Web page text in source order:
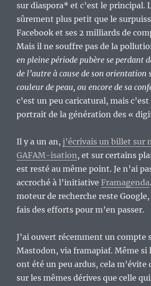
sur diaspora* et c’est le principal.
sûrement plus petit que le
Facebook et ses 2 milliards de
Mais il ne souffre pas de la
en pleine période pubère se perdant
de l’autre à cause de son orientation
couleur de peau, ou encore de sa
c’est un peu caricatural, mais
portrait de la génération des «
Il y a un an,j’écrivais un billet sur
GAFAM-isation, et sur certains
est resté au même point. Je n’ai
accroché à l’initiativeFramagenda
moteur de recherche reste
fais des efforts pour m’en passer.
J’ai ouvert récemment un compte
Mastodon, via framapiaf. Même si
ont été un peu ardus, cela m’évite
sur les mêmes dérives que celle